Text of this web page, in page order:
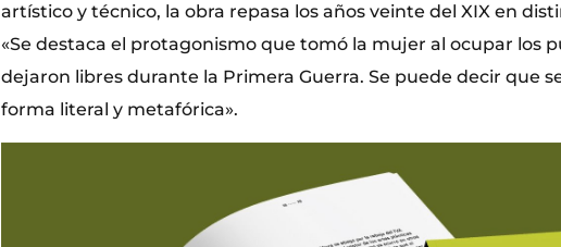
artístico y técnico, la obra repasa los años veinte del XIX en
«Se destaca el protagonismo que tomó la mujer al ocupar los
dejaron libres durante la Primera Guerra. Se puede decir que
forma literal y metafórica».